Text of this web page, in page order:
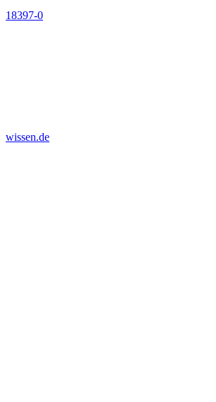
18397-0
wissen.de